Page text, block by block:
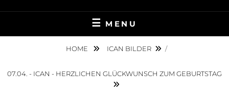
MENU
HOME ICAN BILDER /
07.04. - ICAN - HERZLICHEN GLÜCKWUNSCH ZUM GEBURTSTAG